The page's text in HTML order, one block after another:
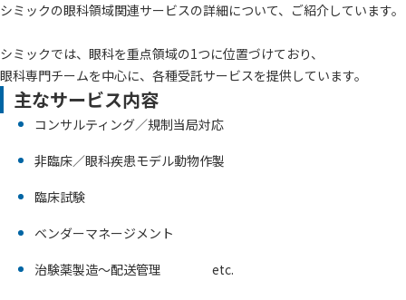
シミックの眼科領域関連サービスの詳細について、ご紹介しています。
シミックでは、眼科を重点領域の1つに位置づけており、
眼科専門チームを中心に、各種受託サービスを提供しています。
主なサービス内容
コンサルティング／規制当局対応
非臨床／眼科疾患モデル動物作製
臨床試験
ベンダーマネージメント
治験薬製造～配送管理 etc.